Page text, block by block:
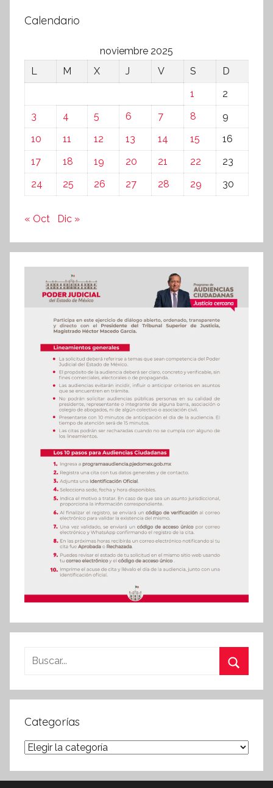
Calendario
noviembre 2025
L
M X J V S
D
1
2
3
4 5 6 7 8
9
10
11 12 13 14 15
16
17
18 19 20 21 22
23
24
25 26 27 28 29 30
« Oct Dic »
Buscar:
Categorías
Categorías